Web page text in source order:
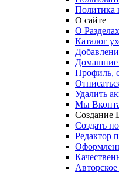
Политика
О сайте
О Разделах
Каталог
Домашние
Профиль,
Удалить
Мы
Создание
Создать
Редактор